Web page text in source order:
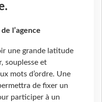
l’agence
une grande latitude
souplesse et
mots d’ordre. Une
de fixer un
participer à un